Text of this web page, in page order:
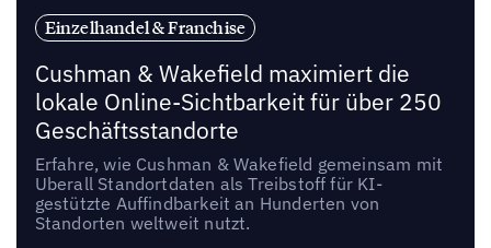
Einzelhandel & Franchise
Cushman & Wakefield maximiert die
lokale Online-Sichtbarkeit für über 250
Geschäftsstandorte
Erfahre, wie Cushman & Wakefield gemeinsam mit
Uberall Standortdaten als Treibstoff für KI-
gestützte Auffindbarkeit an Hunderten von
Standorten weltweit nutzt.